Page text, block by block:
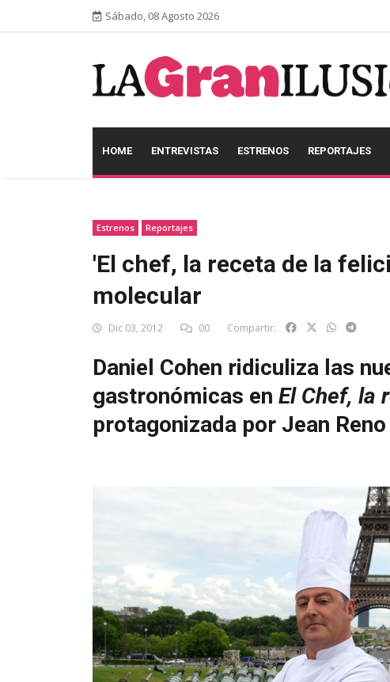
Sábado, 08 Agosto 2026
HOME ENTREVISTAS ESTRENOS REPORTAJES
Estrenos Reportajes
'El chef, la receta de la
molecular
Dic 03, 2012 00 Compartir:
Daniel Cohen ridiculiza las
gastronómicas en El Chef, la
protagonizada por Jean